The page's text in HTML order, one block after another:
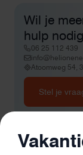
Wil je
hulp
06 25 112 439
Atoomweg 54,
Stel je